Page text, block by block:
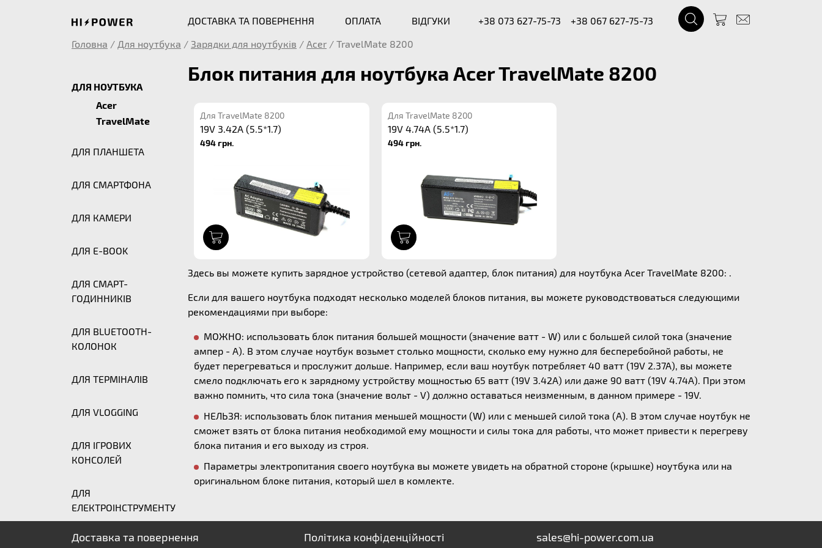
ДОСТАВКА ТА ПОВЕРНЕННЯ ОПЛАТА ВІДГУКИ +38 073 627-75-73
+38 067 627-75-73
Головна / Для ноутбука / Зарядки для ноутбуків / Acer / TravelMate 8200
ДЛЯ НОУТБУКА
Acer
TravelMate
ДЛЯ ПЛАНШЕТА
ДЛЯ СМАРТФОНА
ДЛЯ КАМЕРИ
ДЛЯ E-BOOK
ДЛЯ СМАРТ-
ГОДИННИКІВ
ДЛЯ BLUETOOTH-
КОЛОНОК
ДЛЯ ТЕРМІНАЛІВ
ДЛЯ VLOGGING
ДЛЯ ІГРОВИХ
КОНСОЛЕЙ
ДЛЯ
ЕЛЕКТРОІНСТРУМЕНТУ
Блок питания для ноутбука Acer TravelMate 8200
Для TravelMate 8200
19V 3.42A (5.5*1.7)
494 грн.
Для TravelMate 8200
19V 4.74A (5.5*1.7)
494 грн.
Здесь вы можете купить зарядное устройство (сетевой адаптер, блок питания) для ноутбука Acer TravelMate 8200: .
Если для вашего ноутбука подходят несколько моделей блоков питания, вы можете руководствоваться следующими
рекомендациями при выборе:
МОЖНО: использовать блок питания большей мощности (значение ватт - W) или с большей силой тока (значение
ампер - А). В этом случае ноутбук возьмет столько мощности, сколько ему нужно для бесперебойной работы, не
будет перегреваться и прослужит дольше. Например, если ваш ноутбук потребляет 40 ватт (19V 2.37A), вы можете
смело подключать его к зарядному устройству мощностью 65 ватт (19V 3.42A) или даже 90 ватт (19V 4.74A). При этом
важно помнить, что сила тока (значение вольт - V) должно оставаться неизменным, в данном примере - 19V.
НЕЛЬЗЯ: использовать блок питания меньшей мощности (W) или с меньшей силой тока (А). В этом случае ноутбук не
сможет взять от блока питания необходимой ему мощности и силы тока для работы, что может привести к перегреву
блока питания и его выходу из строя.
Параметры электропитания своего ноутбука вы можете увидеть на обратной стороне (крышке) ноутбука или на
оригинальном блоке питания, который шел в комлекте.
Доставка та повернення Політика конфіденційності sales@hi-power.com.ua